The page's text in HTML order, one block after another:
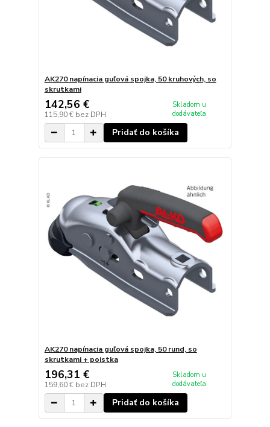
AK270 napínacia guľová spojka, 50 kruhových, so
skrutkami
142,56 €
115,90 € bez DPH
Skladom u
dodávateľa
Pridať do košíka
AK270 napínacia guľová spojka, 50 rund, so
skrutkami + poistka
196,31 €
159,60 € bez DPH
Skladom u
dodávateľa
Pridať do košíka